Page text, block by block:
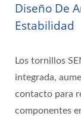
Diseño De
Estabilidad
Los tornillos
integrada,
contacto para
componentes